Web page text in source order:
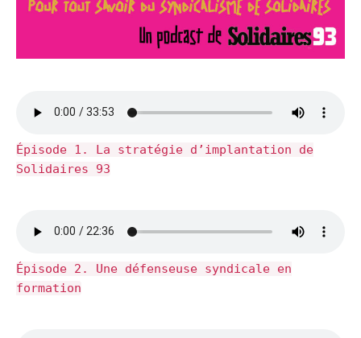
Épisode 1. La stratégie d’implantation de
Solidaires 93
Épisode 2. Une défenseuse syndicale en
formation